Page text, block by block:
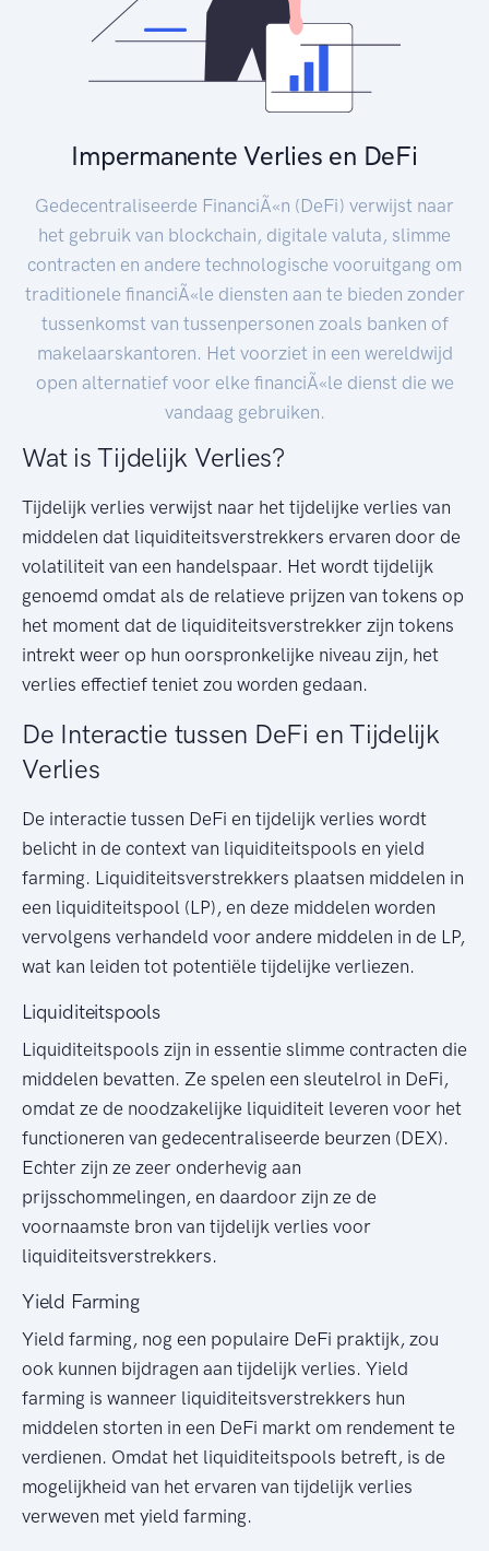
Impermanente Verlies en DeFi
Gedecentraliseerde FinanciÃ«n (DeFi) verwijst naar
het gebruik van blockchain, digitale valuta, slimme
contracten en andere technologische vooruitgang om
traditionele financiÃ«le diensten aan te bieden zonder
tussenkomst van tussenpersonen zoals banken of
makelaarskantoren. Het voorziet in een wereldwijd
open alternatief voor elke financiÃ«le dienst die we
vandaag gebruiken.
Wat is Tijdelijk Verlies?
Tijdelijk verlies verwijst naar het tijdelijke verlies van
middelen dat liquiditeitsverstrekkers ervaren door de
volatiliteit van een handelspaar. Het wordt tijdelijk
genoemd omdat als de relatieve prijzen van tokens op
het moment dat de liquiditeitsverstrekker zijn tokens
intrekt weer op hun oorspronkelijke niveau zijn, het
verlies effectief teniet zou worden gedaan.
De Interactie tussen DeFi en Tijdelijk
Verlies
De interactie tussen DeFi en tijdelijk verlies wordt
belicht in de context van liquiditeitspools en yield
farming. Liquiditeitsverstrekkers plaatsen middelen in
een liquiditeitspool (LP), en deze middelen worden
vervolgens verhandeld voor andere middelen in de LP,
wat kan leiden tot potentiële tijdelijke verliezen.
Liquiditeitspools
Liquiditeitspools zijn in essentie slimme contracten die
middelen bevatten. Ze spelen een sleutelrol in DeFi,
omdat ze de noodzakelijke liquiditeit leveren voor het
functioneren van gedecentraliseerde beurzen (DEX).
Echter zijn ze zeer onderhevig aan
prijsschommelingen, en daardoor zijn ze de
voornaamste bron van tijdelijk verlies voor
liquiditeitsverstrekkers.
Yield Farming
Yield farming, nog een populaire DeFi praktijk, zou
ook kunnen bijdragen aan tijdelijk verlies. Yield
farming is wanneer liquiditeitsverstrekkers hun
middelen storten in een DeFi markt om rendement te
verdienen. Omdat het liquiditeitspools betreft, is de
mogelijkheid van het ervaren van tijdelijk verlies
verweven met yield farming.